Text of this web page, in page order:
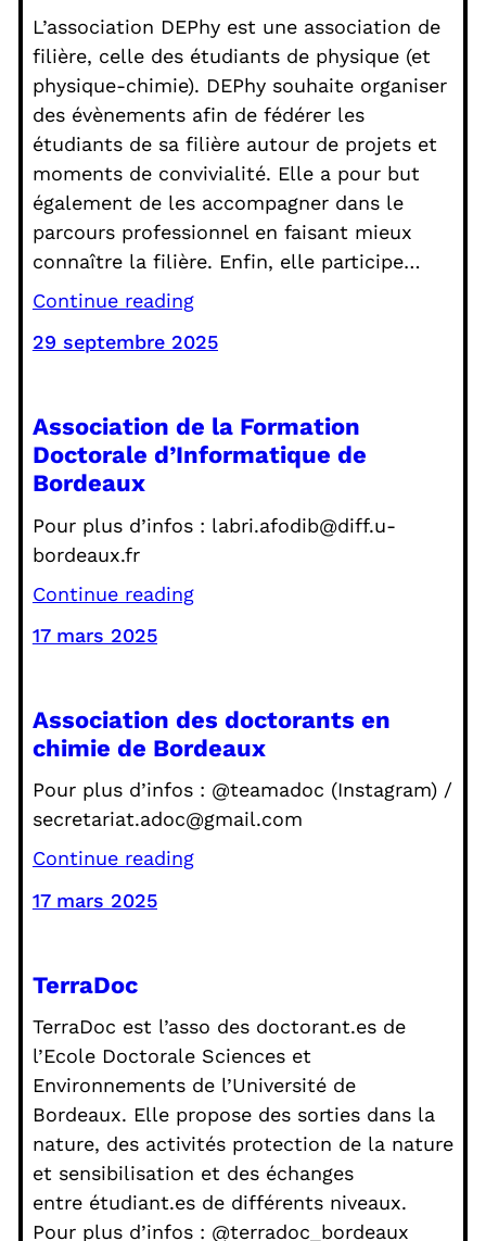
L’association DEPhy est une association de
filière, celle des étudiants de physique (et
physique-chimie). DEPhy souhaite organiser
des évènements afin de fédérer les
étudiants de sa filière autour de projets et
moments de convivialité. Elle a pour but
également de les accompagner dans le
parcours professionnel en faisant mieux
connaître la filière. Enfin, elle participe…
Continue reading
29 septembre 2025
Association de la Formation
Doctorale d’Informatique de
Bordeaux
Pour plus d’infos : labri.afodib@diff.u-
bordeaux.fr
Continue reading
17 mars 2025
Association des doctorants en
chimie de Bordeaux
Pour plus d’infos : @teamadoc (Instagram) /
secretariat.adoc@gmail.com
Continue reading
17 mars 2025
TerraDoc
TerraDoc est l’asso des doctorant.es de
l’Ecole Doctorale Sciences et
Environnements de l’Université de
Bordeaux. Elle propose des sorties dans la
nature, des activités protection de la nature
et sensibilisation et des échanges
entre étudiant.es de différents niveaux.
Pour plus d’infos : @terradoc_bordeaux